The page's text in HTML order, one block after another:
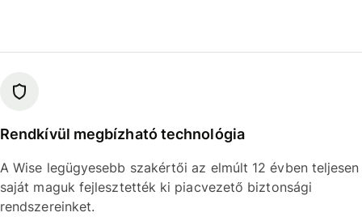
Rendkívül megbízható technológia
A Wise legügyesebb szakértői az elmúlt 12 évben teljesen
saját maguk fejlesztették ki piacvezető biztonsági
rendszereinket.